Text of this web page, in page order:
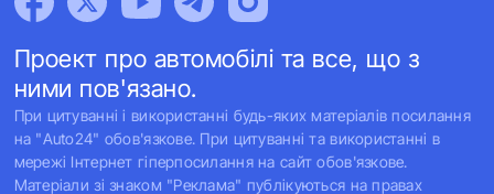
Проект про автомобілі та все, що з
ними пов'язано.
При цитуванні і використанні будь-яких матеріалів посилання
на "Auto24" обов'язкове. При цитуванні та використанні в
мережі Інтернет гіперпосилання на сайт обов'язкове.
Матеріали зі знаком "Реклама" публікуються на правах